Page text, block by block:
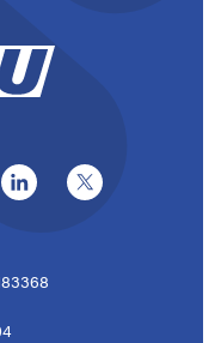
Window)
in a new Window)
(Opens in a new
(Opens in a